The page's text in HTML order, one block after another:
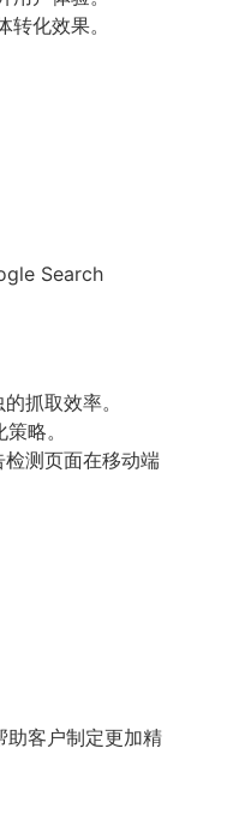
化效果。
Search
抓取效率。
略。
检测页面在移动端
助客户制定更加精